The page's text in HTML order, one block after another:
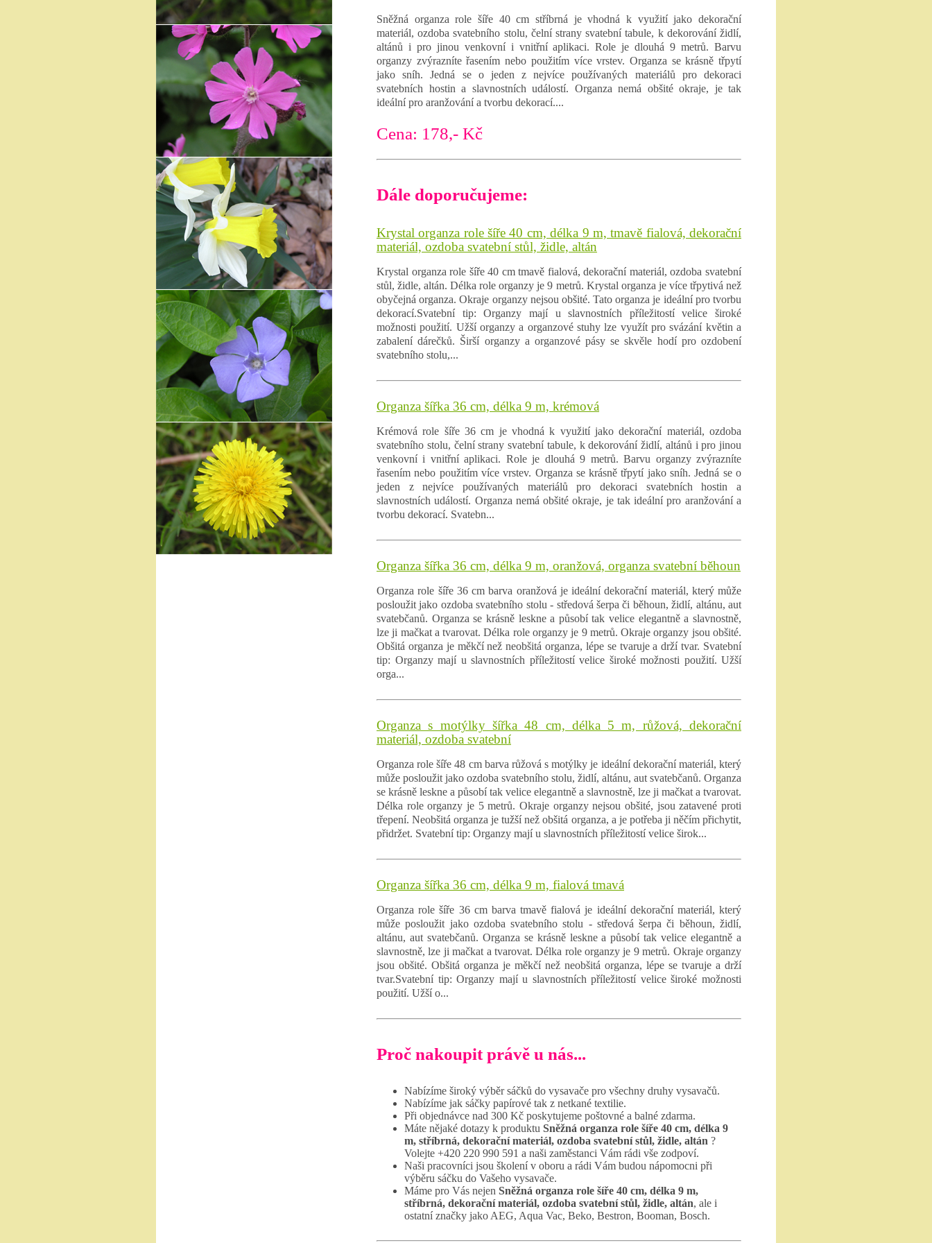
Sněžná organza role šíře 40 cm stříbrná je vhodná k využití jako dekorační
materiál, ozdoba svatebního stolu, čelní strany svatební tabule, k dekorování židlí,
altánů i pro jinou venkovní i vnitřní aplikaci. Role je dlouhá 9 metrů. Barvu
organzy zvýrazníte řasením nebo použitím více vrstev. Organza se krásně třpytí
jako sníh. Jedná se o jeden z nejvíce používaných materiálů pro dekoraci
svatebních hostin a slavnostních událostí. Organza nemá obšité okraje, je tak
ideální pro aranžování a tvorbu dekorací....
Cena: 178,- Kč
Dále doporučujeme:
Krystal organza role šíře 40 cm, délka 9 m, tmavě fialová, dekorační
materiál, ozdoba svatební stůl, židle, altán
Krystal organza role šíře 40 cm tmavě fialová, dekorační materiál, ozdoba svatební
stůl, židle, altán. Délka role organzy je 9 metrů. Krystal organza je více třpytivá než
obyčejná organza. Okraje organzy nejsou obšité. Tato organza je ideální pro tvorbu
dekorací.Svatební tip: Organzy mají u slavnostních příležitostí velice široké
možnosti použití. Užší organzy a organzové stuhy lze využít pro svázání květin a
zabalení dárečků. Širší organzy a organzové pásy se skvěle hodí pro ozdobení
svatebního stolu,...
Organza šířka 36 cm, délka 9 m, krémová
Krémová role šíře 36 cm je vhodná k využití jako dekorační materiál, ozdoba
svatebního stolu, čelní strany svatební tabule, k dekorování židlí, altánů i pro jinou
venkovní i vnitřní aplikaci. Role je dlouhá 9 metrů. Barvu organzy zvýrazníte
řasením nebo použitím více vrstev. Organza se krásně třpytí jako sníh. Jedná se o
jeden z nejvíce používaných materiálů pro dekoraci svatebních hostin a
slavnostních událostí. Organza nemá obšité okraje, je tak ideální pro aranžování a
tvorbu dekorací. Svatebn...
Organza šířka 36 cm, délka 9 m, oranžová, organza svatební běhoun
Organza role šíře 36 cm barva oranžová je ideální dekorační materiál, který může
posloužit jako ozdoba svatebního stolu - středová šerpa či běhoun, židlí, altánu, aut
svatebčanů. Organza se krásně leskne a působí tak velice elegantně a slavnostně,
lze ji mačkat a tvarovat. Délka role organzy je 9 metrů. Okraje organzy jsou obšité.
Obšitá organza je měkčí než neobšitá organza, lépe se tvaruje a drží tvar. Svatební
tip: Organzy mají u slavnostních příležitostí velice široké možnosti použití. Užší
orga...
Organza s motýlky šířka 48 cm, délka 5 m, růžová, dekorační
materiál, ozdoba svatební
Organza role šíře 48 cm barva růžová s motýlky je ideální dekorační materiál, který
může posloužit jako ozdoba svatebního stolu, židlí, altánu, aut svatebčanů. Organza
se krásně leskne a působí tak velice elegantně a slavnostně, lze ji mačkat a tvarovat.
Délka role organzy je 5 metrů. Okraje organzy nejsou obšité, jsou zatavené proti
třepení. Neobšitá organza je tužší než obšitá organza, a je potřeba ji něčím přichytit,
přidržet. Svatební tip: Organzy mají u slavnostních příležitostí velice širok...
Organza šířka 36 cm, délka 9 m, fialová tmavá
Organza role šíře 36 cm barva tmavě fialová je ideální dekorační materiál, který
může posloužit jako ozdoba svatebního stolu - středová šerpa či běhoun, židlí,
altánu, aut svatebčanů. Organza se krásně leskne a působí tak velice elegantně a
slavnostně, lze ji mačkat a tvarovat. Délka role organzy je 9 metrů. Okraje organzy
jsou obšité. Obšitá organza je měkčí než neobšitá organza, lépe se tvaruje a drží
tvar.Svatební tip: Organzy mají u slavnostních příležitostí velice široké možnosti
použití. Užší o...
Proč nakoupit právě u nás...
Nabízíme široký výběr sáčků do vysavače pro všechny druhy vysavačů.
Nabízíme jak sáčky papírové tak z netkané textilie.
Při objednávce nad 300 Kč poskytujeme poštovné a balné zdarma.
Máte nějaké dotazy k produktu Sněžná organza role šíře 40 cm, délka 9
m, stříbrná, dekorační materiál, ozdoba svatební stůl, židle, altán ?
Volejte +420 220 990 591 a naši zaměstanci Vám rádi vše zodpoví.
Naši pracovníci jsou školení v oboru a rádi Vám budou nápomocni při
výběru sáčku do Vašeho vysavače.
Máme pro Vás nejen Sněžná organza role šíře 40 cm, délka 9 m,
stříbrná, dekorační materiál, ozdoba svatební stůl, židle, altán, ale i
ostatní značky jako AEG, Aqua Vac, Beko, Bestron, Booman, Bosch.